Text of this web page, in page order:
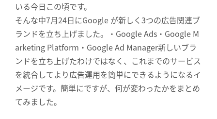
いる今日この頃です。
そんな中7月24日にGoogle が新しく3つの広告関連ブ
ランドを立ち上げました。・Google Ads・Google M
arketing Platform・Google Ad Manager新しいブラ
ンドを立ち上げたわけではなく、これまでのサービス
を統合してより広告運用を簡単にできるようになるイ
メージです。簡単にですが、何が変わったかをまとめ
てみました。